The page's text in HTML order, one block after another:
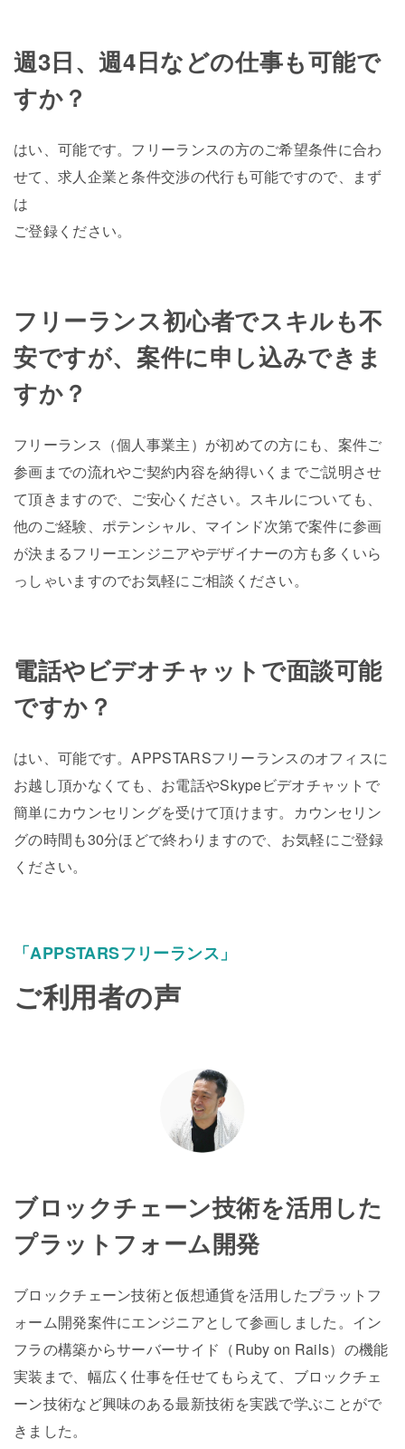
週3日、週4日などの仕事も可能で
すか？
はい、可能です。フリーランスの方のご希望条件に合わ
せて、求人企業と条件交渉の代行も可能ですので、まず
は
ご登録ください。
フリーランス初心者でスキルも不
安ですが、案件に申し込みできま
すか？
フリーランス（個人事業主）が初めての方にも、案件ご
参画までの流れやご契約内容を納得いくまでご説明させ
て頂きますので、ご安心ください。スキルについても、
他のご経験、ポテンシャル、マインド次第で案件に参画
が決まるフリーエンジニアやデザイナーの方も多くいら
っしゃいますのでお気軽にご相談ください。
電話やビデオチャットで面談可能
ですか？
はい、可能です。APPSTARSフリーランスのオフィスに
お越し頂かなくても、お電話やSkypeビデオチャットで
簡単にカウンセリングを受けて頂けます。カウンセリン
グの時間も30分ほどで終わりますので、お気軽にご登録
ください。
「APPSTARSフリーランス」
ご利用者の声
ブロックチェーン技術を活用した
プラットフォーム開発
ブロックチェーン技術と仮想通貨を活用したプラットフ
ォーム開発案件にエンジニアとして参画しました。イン
フラの構築からサーバーサイド（Ruby on Rails）の機能
実装まで、幅広く仕事を任せてもらえて、ブロックチェ
ーン技術など興味のある最新技術を実践で学ぶことがで
きました。